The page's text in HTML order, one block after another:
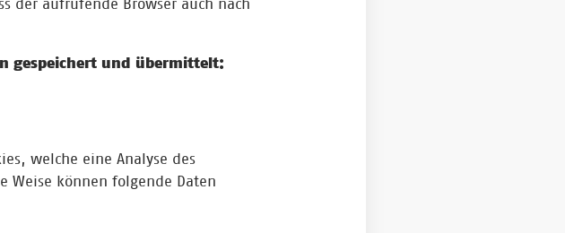
der aufrufende Browser auch nach
gespeichert und übermittelt:
welche eine Analyse des
Weise können folgende Daten